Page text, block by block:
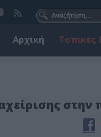
Αρχική Τοπικές
στην